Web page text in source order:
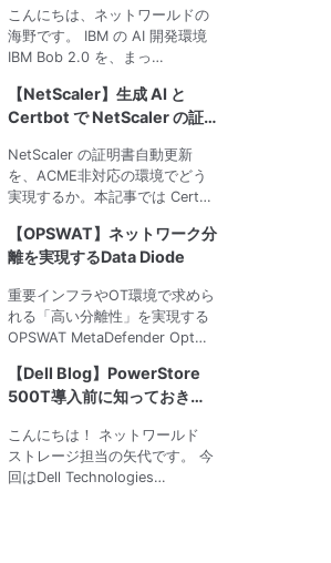
こんにちは、ネットワールドの
海野です。 IBM の AI 開発環境
IBM Bob 2.0 を、まっ…
【NetScaler】生成 AI と
Certbot で NetScaler の証
NetScaler の証明書自動更新
を、ACME非対応の環境でどう
実現するか。本記事では Cert…
【OPSWAT】ネットワーク分
離を実現するData Diode
重要インフラやOT環境で求めら
れる「高い分離性」を実現する
OPSWAT MetaDefender Opt…
【Dell Blog】PowerStore
500T導入前に知っておきた
重要な選択ポイント
こんにちは！ ネットワールド
ストレージ担当の矢代です。 今
回はDell Technologies…